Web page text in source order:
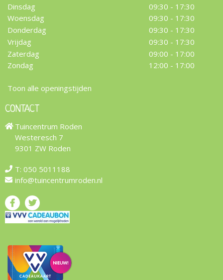
Dinsdag
09:30 - 17:30
Woensdag
09:30 - 17:30
Donderdag
09:30 - 17:30
Vrijdag
09:30 - 17:30
Zaterdag
09:00 - 17:00
Zondag
12:00 - 17:00
Toon alle openingstijden
CONTACT
Tuincentrum Roden
Westeresch 7
9301 ZW Roden
T: 050 5011188
info@tuincentrumroden.nl